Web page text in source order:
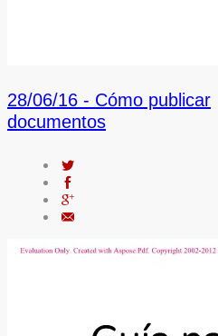
28/06/16 - Cómo publicar
documentos